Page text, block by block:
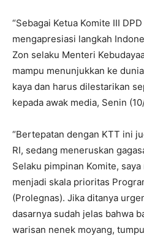
“Sebagai Ketua Komite III
mengapresiasi langkah
Zon selaku Menteri
mampu menunjukkan ke
kaya dan harus dilestarikan
kepada awak media, Senin
“Bertepatan dengan KTT ini
RI, sedang meneruskan
Selaku pimpinan Komite,
menjadi skala prioritas
(Prolegnas). Jika ditanya
dasarnya sudah jelas bahwa
warisan nenek moyang,